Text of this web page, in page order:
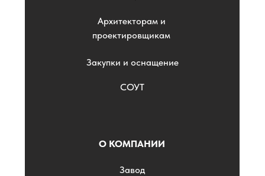
Архитекторам и
проектировщикам
Закупки и оснащение
СОУТ
О КОМПАНИИ
Завод